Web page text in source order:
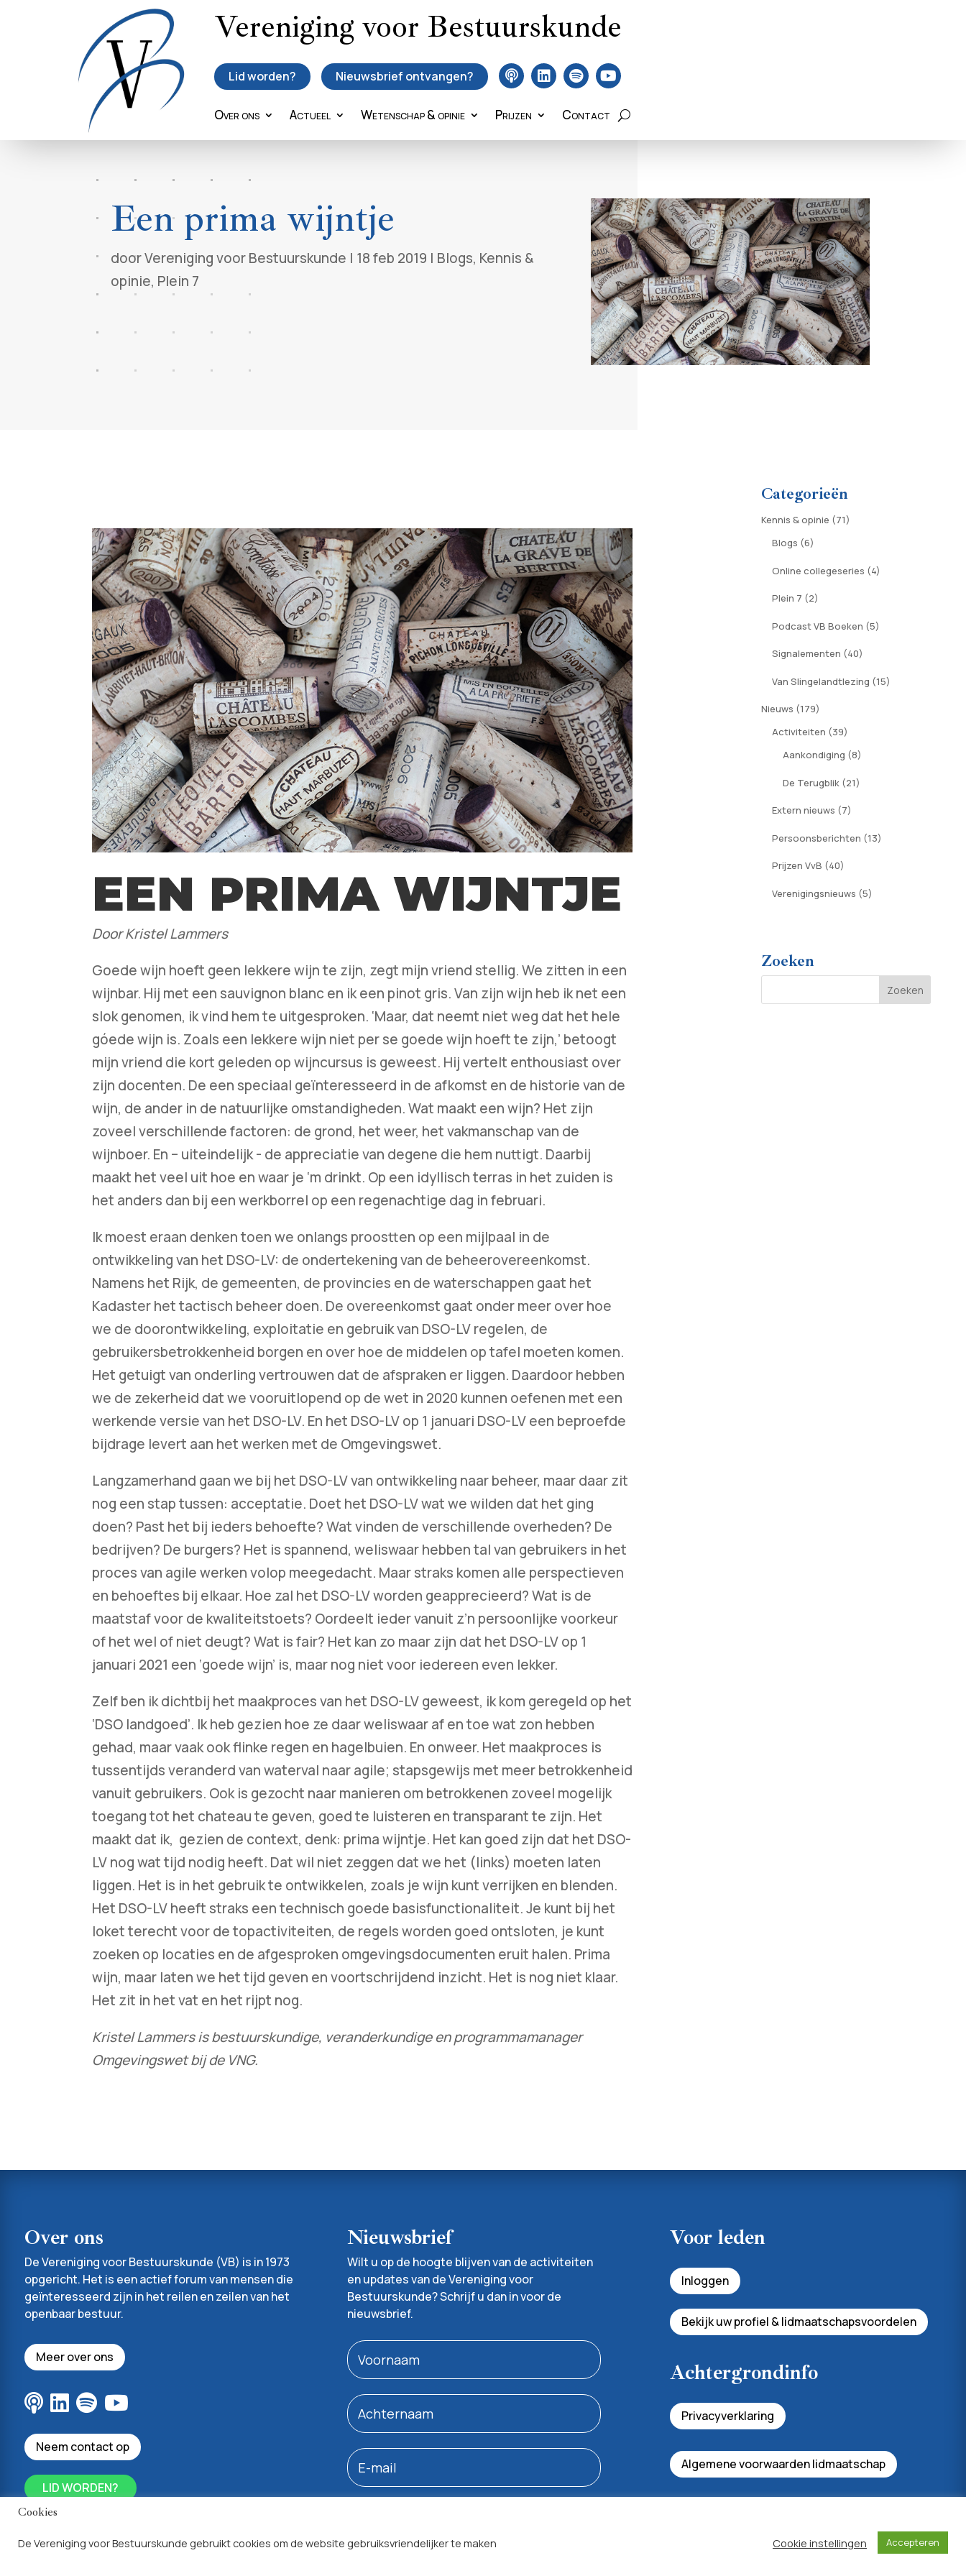
Vereniging voor Bestuurskunde
Lid worden? Nieuwsbrief ontvangen?
Over ons Actueel Wetenschap & opinie Prijzen Contact
Een prima wijntje
doorVereniging voor Bestuurskunde | 18 feb 2019 | Blogs, Kennis &
opinie, Plein 7
EEN PRIMA WIJNTJE
Door Kristel Lammers
Goede wijn hoeft geen lekkere wijn te zijn, zegt mijn vriend stellig. We zitten in een
wijnbar. Hij met een sauvignon blanc en ik een pinot gris. Van zijn wijn heb ik net een
slok genomen, ik vind hem te uitgesproken. ‘Maar, dat neemt niet weg dat het hele
góede wijn is. Zoals een lekkere wijn niet per se goede wijn hoeft te zijn,’ betoogt
mijn vriend die kort geleden op wijncursus is geweest. Hij vertelt enthousiast over
zijn docenten. De een speciaal geïnteresseerd in de afkomst en de historie van de
wijn, de ander in de natuurlijke omstandigheden. Wat maakt een wijn? Het zijn
zoveel verschillende factoren: de grond, het weer, het vakmanschap van de
wijnboer. En – uiteindelijk - de appreciatie van degene die hem nuttigt. Daarbij
maakt het veel uit hoe en waar je ‘m drinkt. Op een idyllisch terras in het zuiden is
het anders dan bij een werkborrel op een regenachtige dag in februari.
Ik moest eraan denken toen we onlangs proostten op een mijlpaal in de
ontwikkeling van het DSO-LV: de ondertekening van de beheerovereenkomst.
Namens het Rijk, de gemeenten, de provincies en de waterschappen gaat het
Kadaster het tactisch beheer doen. De overeenkomst gaat onder meer over hoe
we de doorontwikkeling, exploitatie en gebruik van DSO-LV regelen, de
gebruikersbetrokkenheid borgen en over hoe de middelen op tafel moeten komen.
Het getuigt van onderling vertrouwen dat de afspraken er liggen. Daardoor hebben
we de zekerheid dat we vooruitlopend op de wet in 2020 kunnen oefenen met een
werkende versie van het DSO-LV. En het DSO-LV op 1 januari DSO-LV een beproefde
bijdrage levert aan het werken met de Omgevingswet.
Langzamerhand gaan we bij het DSO-LV van ontwikkeling naar beheer, maar daar zit
nog een stap tussen: acceptatie. Doet het DSO-LV wat we wilden dat het ging
doen? Past het bij ieders behoefte? Wat vinden de verschillende overheden? De
bedrijven? De burgers? Het is spannend, weliswaar hebben tal van gebruikers in het
proces van agile werken volop meegedacht. Maar straks komen alle perspectieven
en behoeftes bij elkaar. Hoe zal het DSO-LV worden geapprecieerd? Wat is de
maatstaf voor de kwaliteitstoets? Oordeelt ieder vanuit z’n persoonlijke voorkeur
of het wel of niet deugt? Wat is fair? Het kan zo maar zijn dat het DSO-LV op 1
januari 2021 een ‘goede wijn’ is, maar nog niet voor iedereen even lekker.
Zelf ben ik dichtbij het maakproces van het DSO-LV geweest, ik kom geregeld op het
‘DSO landgoed’. Ik heb gezien hoe ze daar weliswaar af en toe wat zon hebben
gehad, maar vaak ook flinke regen en hagelbuien. En onweer. Het maakproces is
tussentijds veranderd van waterval naar agile; stapsgewijs met meer betrokkenheid
vanuit gebruikers. Ook is gezocht naar manieren om betrokkenen zoveel mogelijk
toegang tot het chateau te geven, goed te luisteren en transparant te zijn. Het
maakt dat ik, gezien de context, denk: prima wijntje. Het kan goed zijn dat het DSO-
LV nog wat tijd nodig heeft. Dat wil niet zeggen dat we het (links) moeten laten
liggen. Het is in het gebruik te ontwikkelen, zoals je wijn kunt verrijken en blenden.
Het DSO-LV heeft straks een technisch goede basisfunctionaliteit. Je kunt bij het
loket terecht voor de topactiviteiten, de regels worden goed ontsloten, je kunt
zoeken op locaties en de afgesproken omgevingsdocumenten eruit halen. Prima
wijn, maar laten we het tijd geven en voortschrijdend inzicht. Het is nog niet klaar.
Het zit in het vat en het rijpt nog.
Kristel Lammers is bestuurskundige, veranderkundige en programmamanager
Omgevingswet bij de VNG.
Categorieën
Kennis & opinie (71)
Blogs (6)
Online collegeseries (4)
Plein 7 (2)
Podcast VB Boeken (5)
Signalementen (40)
Van Slingelandtlezing (15)
Nieuws (179)
Activiteiten (39)
Aankondiging (8)
De Terugblik(21)
Extern nieuws (7)
Persoonsberichten (13)
Prijzen VvB (40)
Verenigingsnieuws (5)
Zoeken
Over ons
De Vereniging voor Bestuurskunde (VB) is in 1973
opgericht. Het is een actief forum van mensen die
geïnteresseerd zijn in het reilen en zeilen van het
openbaar bestuur.
Meer over ons
Neem contact op
LID WORDEN?
Nieuwsbrief
Wilt u op de hoogte blijven van de activiteiten
en updates van de Vereniging voor
Bestuurskunde? Schrijf u dan in voor de
nieuwsbrief.
Voor leden
Inloggen
Bekijk uw profiel & lidmaatschapsvoordelen
Achtergrondinfo
Privacyverklaring
Algemene voorwaarden lidmaatschap
Cookies
De Vereniging voor Bestuurskunde gebruikt cookies om de website gebruiksvriendelijker te maken Cookie instellingen Accepteren